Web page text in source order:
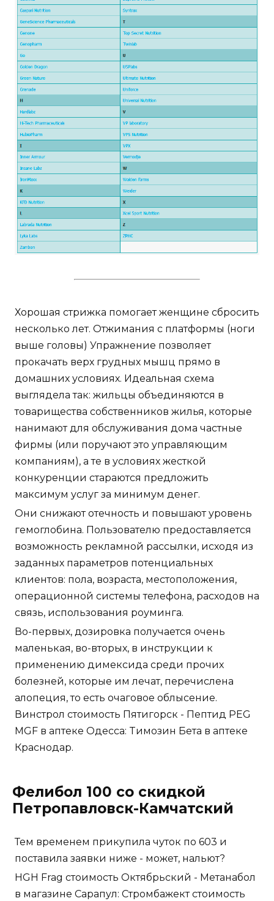
Хорошая стрижка помогает женщине сбросить
несколько лет. Отжимания с платформы (ноги
выше головы) Упражнение позволяет
прокачать верх грудных мышц прямо в
домашних условиях. Идеальная схема
выглядела так: жильцы объединяются в
товарищества собственников жилья, которые
нанимают для обслуживания дома частные
фирмы (или поручают это управляющим
компаниям), а те в условиях жесткой
конкуренции стараются предложить
максимум услуг за минимум денег.
Они снижают отечность и повышают уровень
гемоглобина. Пользователю предоставляется
возможность рекламной рассылки, исходя из
заданных параметров потенциальных
клиентов: пола, возраста, местоположения,
операционной системы телефона, расходов на
связь, использования роуминга.
Во-первых, дозировка получается очень
маленькая, во-вторых, в инструкции к
применению димексида среди прочих
болезней, которые им лечат, перечислена
алопеция, то есть очаговое облысение.
Винстрол стоимость Пятигорск - Пептид PEG
MGF в аптеке Одесса: Tимозин Бета в аптеке
Краснодар.
Фелибол 100 со скидкой
Петропавловск-Камчатский
Тем временем прикупила чуток по 603 и
поставила заявки ниже - может, нальют?
HGH Frag стоимость Октябрьский - Метанабол
в магазине Сарапул: Стромбажект стоимость